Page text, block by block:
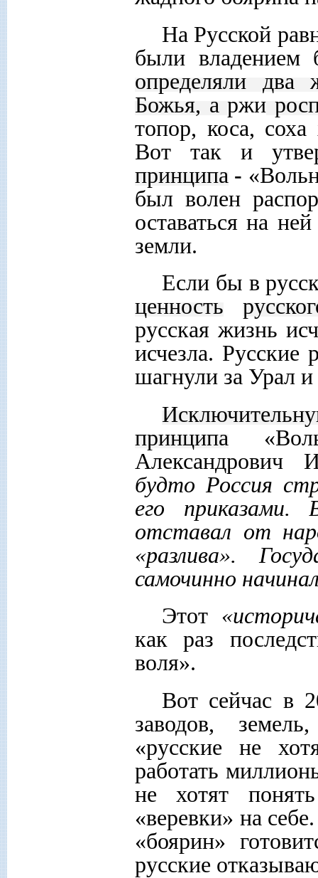
На Русской
были владением
определяли два
Божья, а ржи
топор, коса,
Вот так и
принципа -
был волен
оставаться на
земли.
Если бы в
ценность
русская жизнь
исчезла. Русские
шагнули за Урал
принципа
будто Россия
его приказами.
отставал от
«разлива».
самочинно
Этот
как раз
воля».
Вот сейчас в
заводов,
«русские не
работать
не хотят
«веревки» на
«боярин»
русские